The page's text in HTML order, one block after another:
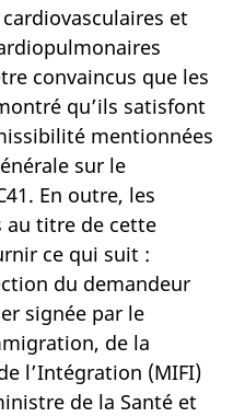
et
convaincus que les
qu’ils satisfont
mentionnées
sur le
En outre, les
au titre de cette
ce qui suit :
du demandeur
signée par le
de la
l’Intégration (MIFI)
de la Santé et